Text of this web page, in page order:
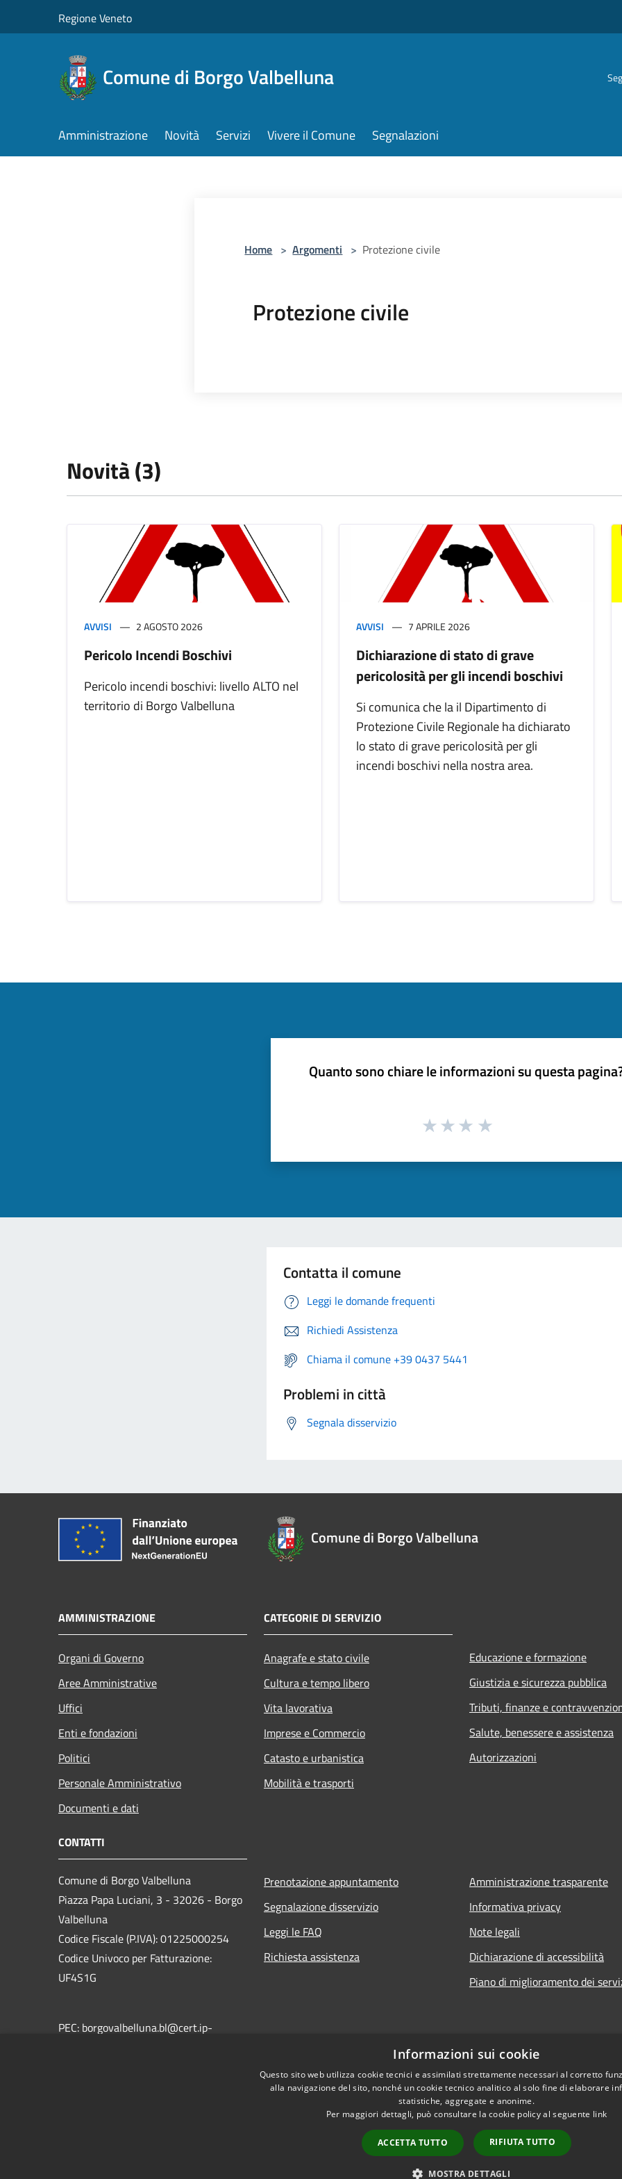
Regione Veneto
Comune di Borgo Valbelluna
Amministrazione Novità Servizi Vivere il Comune Segnalazioni
Home > Argomenti > Protezione civile
Protezione civile
Novità (3)
AVVISI 2 AGOSTO 2026
Pericolo Incendi Boschivi
Pericolo incendi boschivi: livello ALTO nel
territorio di Borgo Valbelluna
AVVISI 7 APRILE 2026
Dichiarazione di stato di grave
pericolosità per gli incendi boschivi
Si comunica che la il Dipartimento di
Protezione Civile Regionale ha dichiarato
lo stato di grave pericolosità per gli
incendi boschivi nella nostra area.
Quanto sono chiare le informazioni su questa
Contatta il comune
Leggi le domande frequenti
Richiedi Assistenza
Chiama il comune +39 0437 5441
Problemi in città
Segnala disservizio
Comune di Borgo Valbelluna
AMMINISTRAZIONE
Organi di Governo
Aree Amministrative
Uffici
Enti e fondazioni
Politici
Personale Amministrativo
Documenti e dati
CATEGORIE DI SERVIZIO
Anagrafe e stato civile
Cultura e tempo libero
Vita lavorativa
Imprese e Commercio
Catasto e urbanistica
Mobilità e trasporti
Educazione e formazione
Giustizia e sicurezza pubblica
Tributi, finanze e
Salute, benessere e assistenza
Autorizzazioni
CONTATTI
Comune di Borgo Valbelluna
Piazza Papa Luciani, 3 - 32026 - Borgo
Valbelluna
Codice Fiscale (P.IVA): 01225000254
Codice Univoco per Fatturazione:
UF4S1G
PEC: borgovalbelluna.bl@cert.ip-
Prenotazione appuntamento
Segnalazione disservizio
Leggi le FAQ
Richiesta assistenza
Amministrazione trasparente
Informativa privacy
Note legali
Dichiarazione di accessibilità
Piano di miglioramento dei
Copyright © 2026 •
Informazioni sui cookie
Questo sito web utilizza cookie tecnici e assimilati strettamente necessari al corretto
alla navigazione del sito, nonché un cookie tecnico analitico al solo fine di elaborare
statistiche, aggregate e anonime.
Per maggiori dettagli, può consultare la cookie policy al seguente link
ACCETTA TUTTO RIFIUTA TUTTO
MOSTRA DETTAGLI